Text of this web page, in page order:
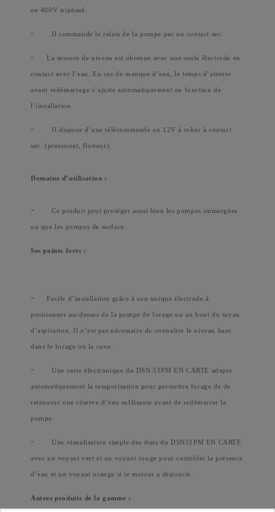
en 400V triphasé.
- Il commande le relais de la pompe par un contact sec.
- La mesure de niveau est obtenue avec une seule électrode en
contact avec l’eau. En cas de manque d’eau, le temps d’attente
avant redémarrage s’ajuste automatiquement en fonction de
l’installation
- Il dispose d’une télécommande en 12V à relier à contact
sec. (pressostat, flotteur).
Domaine d’utilisation :
- Ce produit peut protéger aussi bien les pompes immergées
ou que les pompes de surface.
Ses points forts :
- Facile d’installation grâce à son unique électrode à
positionner au-dessus de la pompe de forage ou au bout du tuyau
d’aspiration. Il n’est pas nécessaire de connaître le niveau haut
dans le forage ou la cuve.
- Une carte électronique du DSN 51PM EN CARTE adapte
automatiquement la temporisation pour permettre forage de de
retrouver une réserve d’eau suffisante avant de redémarrer la
pompe.
- Une visualisation simple des états du DSN51PM EN CARTE
avec un voyant vert et un voyant rouge pour contrôler la présence
d’eau et un voyant orange si le moteur a disjoncté.
Autres produits de la gamme :